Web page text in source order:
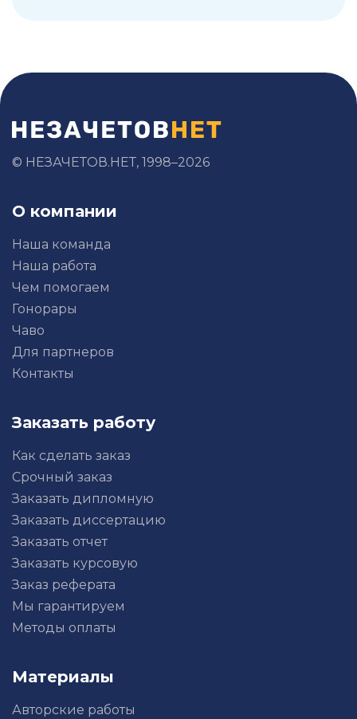
© НЕЗАЧЕТОВ.НЕТ, 1998–2026
О компании
Наша команда
Наша работа
Чем помогаем
Гонорары
Чаво
Для партнеров
Контакты
Заказать работу
Как сделать заказ
Срочный заказ
Заказать дипломную
Заказать диссертацию
Заказать отчет
Заказать курсовую
Заказ реферата
Мы гарантируем
Методы оплаты
Материалы
Авторские работы